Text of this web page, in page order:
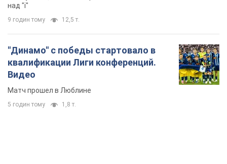
5 годин тому